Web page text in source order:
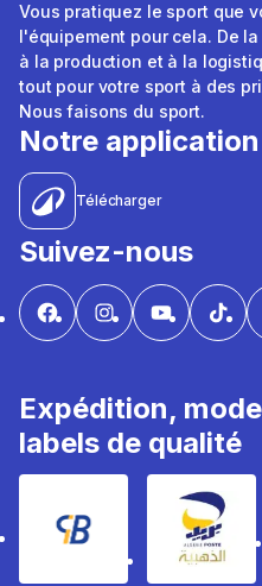
Vous pratiquez le sport que
l'équipement pour cela. De
à la production et à la
tout pour votre sport à des
Nous faisons du sport.
Notre application
Télécharger
Suivez-nous
Expédition,
labels de qualité